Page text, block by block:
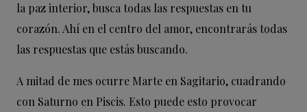
la paz interior, busca todas las respuestas en tu
corazón. Ahí en el centro del amor, encontrarás todas
las respuestas que estás buscando.
A mitad de mes ocurre Marte en Sagitario, cuadrando
con Saturno en Piscis. Esto puede esto provocar